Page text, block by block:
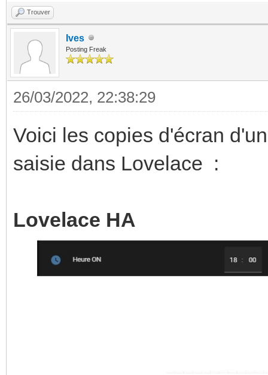
Trouver
Ives
Posting Freak
26/03/2022, 22:38:29
Voici les copies d'écran
saisie dans Lovelace :
Lovelace HA